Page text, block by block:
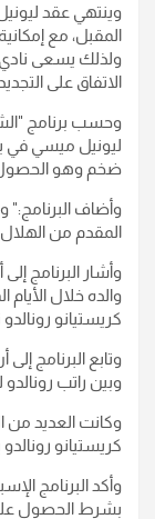
وينتهي عقد
المقبل، مع
ولذلك يسعى
الاتفاق على
وحسب برنامج
ليونيل ميسي في
ضخم وهو الحصول على 300
وأضاف
المقدم من الهلال براتب 300
وأشار البرنامج
والده خلال الأيام
كريستيانو رونالدو
وبين راتب
وكانت العديد من
كريستيانو رونالدو يحصل
وأكد البرنامج
بشرط الحصول على 600 مليون يورو